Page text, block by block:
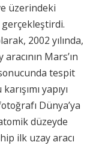
üzerindeki
2002 yılında,
Mars’ın
tespit
yapıyı
Dünya’ya
düzeyde
ilk uzay aracı